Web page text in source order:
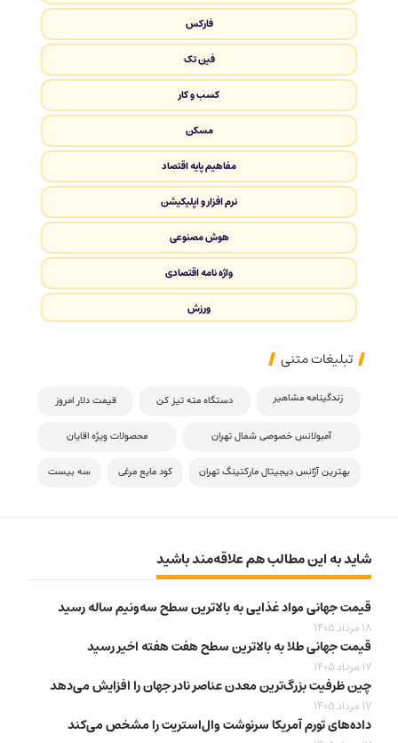
فارکس
فین تک
کسب و کار
مسکن
مفاهیم پایه اقتصاد
نرم افزار و اپلیکیشن
هوش مصنوعی
واژه نامه اقتصادی
ورزش
تبلیغات متنی
زندگینامه مشاهیر دستگاه مته تیز کن قیمت دلار امروز
آمبولانس خصوصی شمال تهران محصولات ویژه اقایان
بهترین آژانس دیجیتال مارکتینگ تهران کود مایع مرغی سه بیست
شاید به این مطالب هم علاقه‌مند باشید
قیمت جهانی مواد غذایی به بالاترین سطح سه‌ونیم ساله رسید
18 مرداد 1405
قیمت جهانی طلا به بالاترین سطح هفت هفته اخیر رسید
17 مرداد 1405
چین ظرفیت بزرگ‌ترین معدن عناصر نادر جهان را افزایش می‌دهد
17 مرداد 1405
داده‌های تورم آمریکا سرنوشت وال‌استریت را مشخص می‌کند